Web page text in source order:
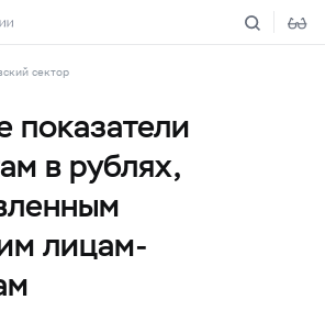
сектор
показатели
в рублях,
лицам-